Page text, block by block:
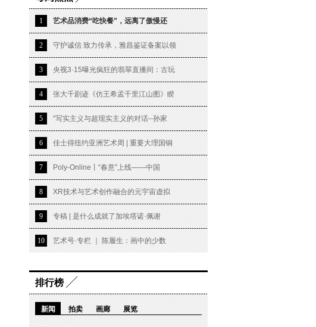
1 艺术品消费“吃快餐”，远离了傲慢还
2 守护诚信 致力传承，雅昌鉴证备案以领
3 央视3·15曝光疯狂的翡翠直播间：古玩
4 张大千剧迹《仿王希孟千里江山图》睽
5 “写实主义与超现实主义的对话--孙家
6 佳士得纽约亚洲艺术周 | 重要大理国铜
7 Poly-Online丨“春意”上线——中国
8 XR技术与艺术创作融合的元宇宙虚拟
9 专稿 | 是什么成就了加埃塔诺·佩谢
10 艺术号·专栏 ｜ 陈履生：画中的少数
排行榜
新闻 拍卖 画廊 展览